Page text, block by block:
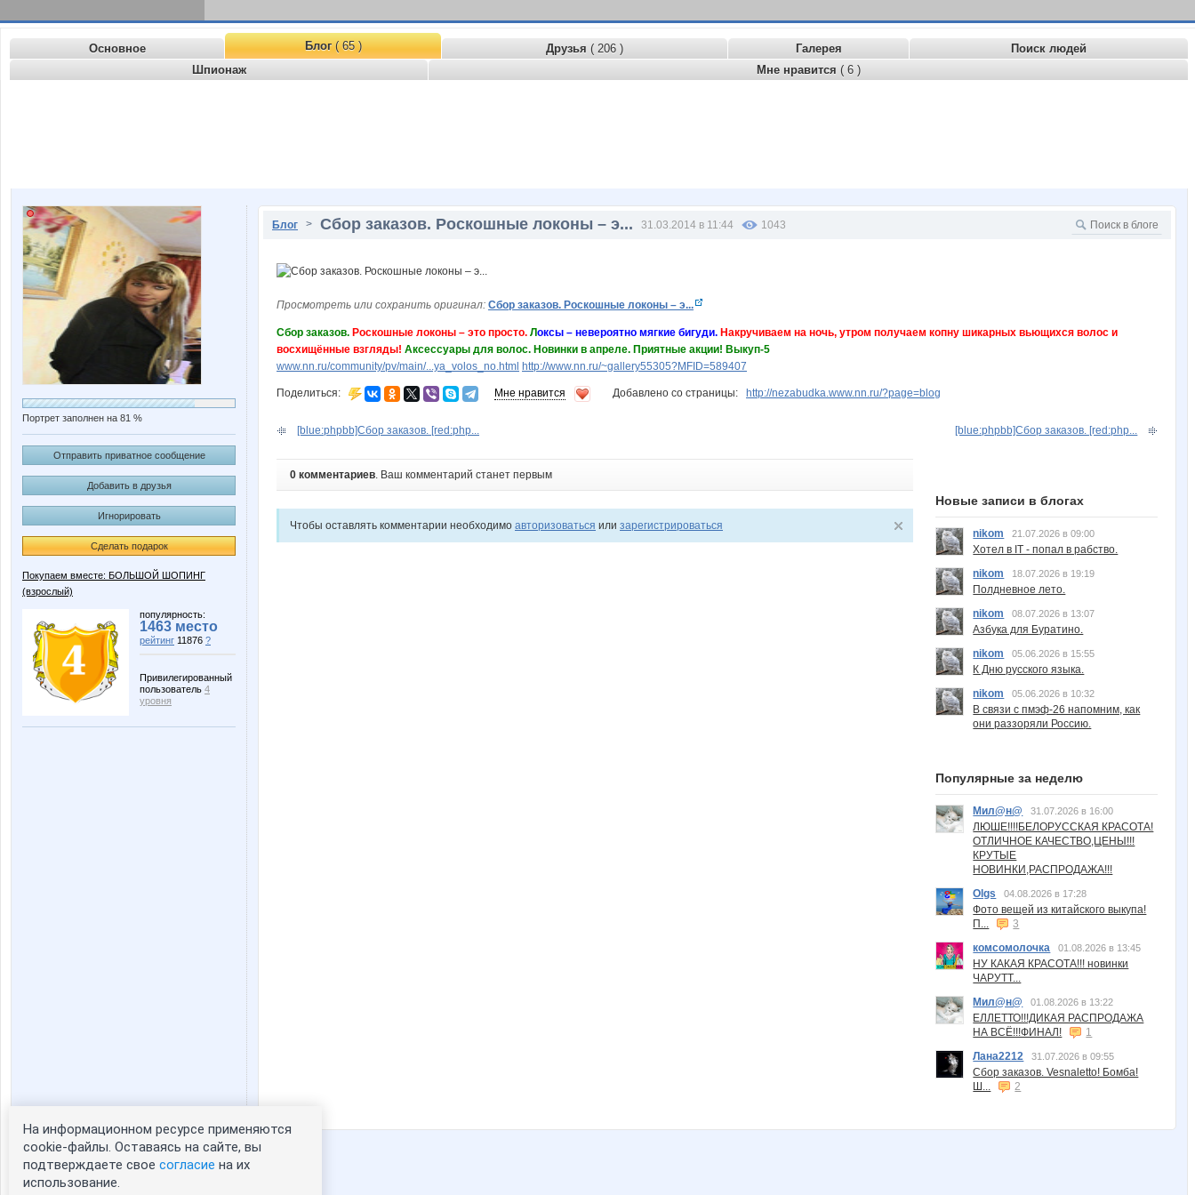
Основное Блог( 65 ) Друзья ( 206 ) Галерея
Поиск людей
Шпионаж
Мне нравится ( 6 )
Портрет заполнен на 81 %
Отправить приватное сообщение
Добавить в друзья
Игнорировать
Сделать подарок
Покупаем вместе: БОЛЬШОЙ ШОПИНГ
(взрослый)
популярность:
1463 место
рейтинг 11876 ?
Привилегированный
пользователь 4
уровня
Статистика портрета:
сейчас просматривают портрет - 0
зарегистрированные пользователи
Блог > Сбор заказов. Роскошные локоны – э... 31.03.2014 в 11:44 1043
Просмотреть или сохранить оригинал: Сбор заказов. Роскошные локоны – э...
Сбор заказов. Роскошные локоны – это просто. Локсы – невероятно мягкие бигуди. Накручиваем на ночь, утром получаем копну шикарных вьющихся волос и
восхищённые взгляды! Аксессуары для волос. Новинки в апреле. Приятные акции! Выкуп-5
www.nn.ru/community/pv/main/...ya_volos_no.html http://www.nn.ru/~gallery55305?MFID=589407
Поделиться: Мне нравится Добавлено со страницы: http://nezabudka.www.nn.ru/?page=blog
[blue:phpbb]Сбор заказов. [red:php... [blue:phpbb]Сбор заказов. [red:php...
0 комментариев. Ваш комментарий станет первым
Чтобы оставлять комментарии необходимо авторизоваться или зарегистрироваться
Новые записи в блогах
nikom 21.07.2026 в 09:00
Хотел в IT - попал в рабство.
nikom
18.07.2026 в 19:19
Полдневное лето.
nikom
08.07.2026 в 13:07
Азбука для Буратино.
nikom
05.06.2026 в 15:55
К Дню русского языка.
nikom
05.06.2026 в 10:32
В связи с пмэф-26 напомним, как
они раззоряли Россию.
Популярные за неделю
Мил@н@ 31.07.2026 в 16:00
ЛЮШЕ!!!!БЕЛОРУССКАЯ КРАСОТА!
ОТЛИЧНОЕ КАЧЕСТВО,ЦЕНЫ!!!
КРУТЫЕ
НОВИНКИ,РАСПРОДАЖА!!!
Olgs
04.08.2026 в 17:28
Фото вещей из китайского выкупа!
П...
3
комсомолочка
01.08.2026 в 13:45
НУ КАКАЯ КРАСОТА!!! новинки
ЧАРУТТ...
Мил@н@
01.08.2026 в 13:22
ЕЛЛЕТТО!!!ДИКАЯ РАСПРОДАЖА
НА ВСЁ!!!ФИНАЛ!
1
Лана2212
31.07.2026 в 09:55
Сбор заказов. Vesnaletto! Бомба!
Ш...
2
На информационном ресурсе применяются
cookie-файлы. Оставаясь на сайте, вы
подтверждаете свое согласие на их
использование.